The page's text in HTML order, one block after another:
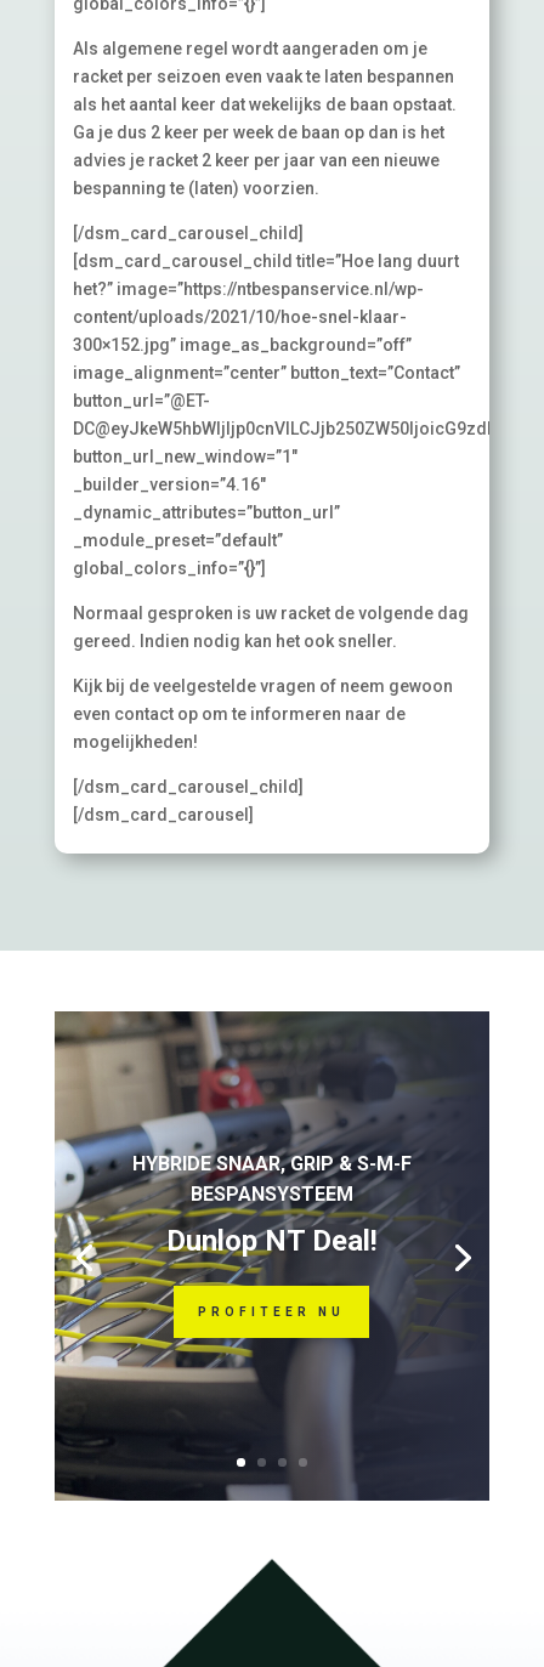
Als algemene regel wordt aangeraden om je
racket per seizoen even vaak te laten bespannen
als het aantal keer dat wekelijks de baan opstaat.
Ga je dus 2 keer per week de baan op dan is het
advies je racket 2 keer per jaar van een nieuwe
bespanning te (laten) voorzien.
[/dsm_card_carousel_child]
[dsm_card_carousel_child title=”Hoe lang duurt
het?” image=”https://ntbespanservice.nl/wp-
content/uploads/2021/10/hoe-snel-klaar-
300×152.jpg” image_as_background=”off”
image_alignment=”center” button_text=”Contact”
button_url=”@ET-
button_url_new_window=”1″
_builder_version=”4.16″
_dynamic_attributes=”button_url”
_module_preset=”default”
global_colors_info=”{}”]
Normaal gesproken is uw racket de volgende dag
gereed. Indien nodig kan het ook sneller.
Kijk bij de veelgestelde vragen of neem gewoon
even contact op om te informeren naar de
mogelijkheden!
[/dsm_card_carousel_child]
[/dsm_card_carousel]
HYBRIDE SNAAR, GRIP & S-M-F
BESPANSYSTEEM
Dunlop NT Deal!
PROFITEER NU